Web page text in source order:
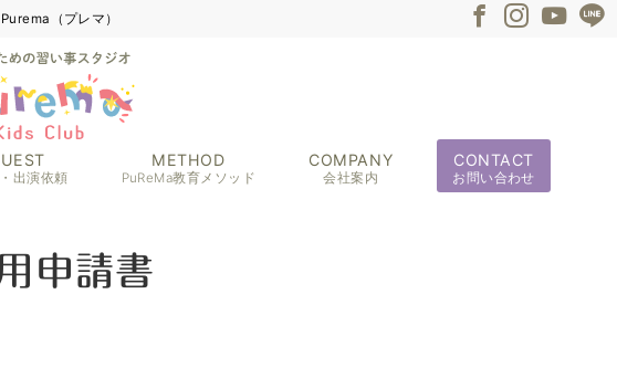
（プレマ）
出演依頼
METHOD
PuReMa教育メソッド
COMPANY
会社案内
CONTACT
お問い合わせ
申請書